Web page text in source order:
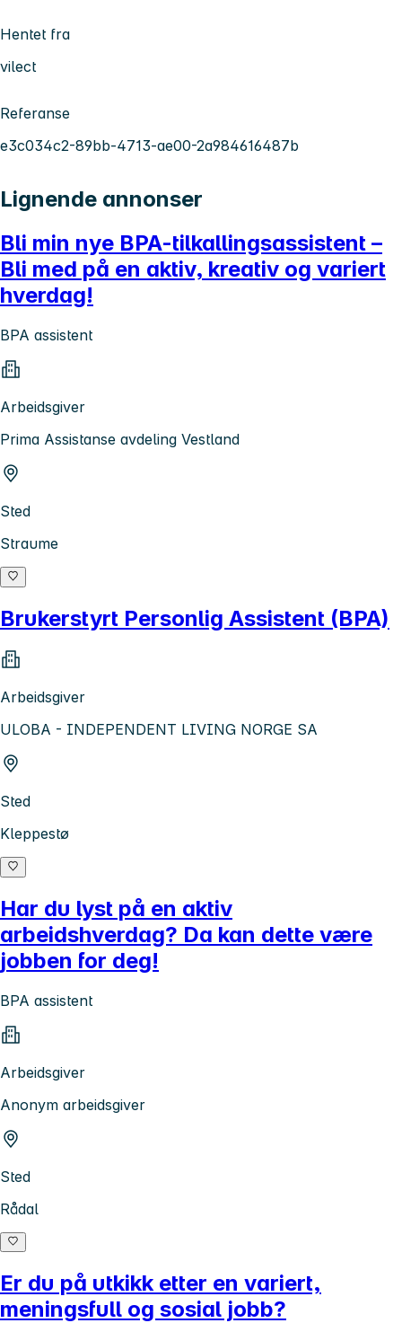
Hentet fra
vilect
Referanse
e3c034c2-89bb-4713-ae00-2a984616487b
Lignende annonser
Bli min nye BPA-tilkallingsassistent –
Bli med på en aktiv, kreativ og variert
hverdag!
BPA assistent
Arbeidsgiver
Prima Assistanse avdeling Vestland
Sted
Straume
Brukerstyrt Personlig Assistent (BPA)
Arbeidsgiver
ULOBA - INDEPENDENT LIVING NORGE SA
Sted
Kleppestø
Har du lyst på en aktiv
arbeidshverdag? Da kan dette være
jobben for deg!
BPA assistent
Arbeidsgiver
Anonym arbeidsgiver
Sted
Rådal
Er du på utkikk etter en variert,
meningsfull og sosial jobb?